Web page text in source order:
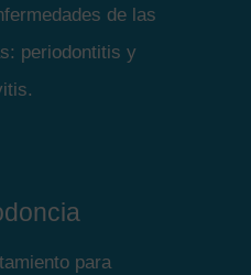
de las
periodontitis y
para